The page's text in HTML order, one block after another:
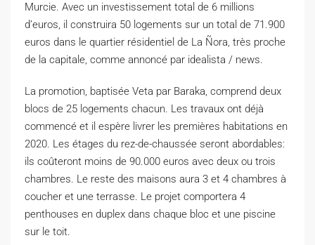
Murcie. Avec un investissement total de 6 millions
d’euros, il construira 50 logements sur un total de 71.900
euros dans le quartier résidentiel de La Ñora, très proche
de la capitale, comme annoncé par idealista / news.
La promotion, baptisée Veta par Baraka, comprend deux
blocs de 25 logements chacun. Les travaux ont déjà
commencé et il espère livrer les premières habitations en
2020. Les étages du rez-de-chaussée seront abordables:
ils coûteront moins de 90.000 euros avec deux ou trois
chambres. Le reste des maisons aura 3 et 4 chambres à
coucher et une terrasse. Le projet comportera 4
penthouses en duplex dans chaque bloc et une piscine
sur le toit.